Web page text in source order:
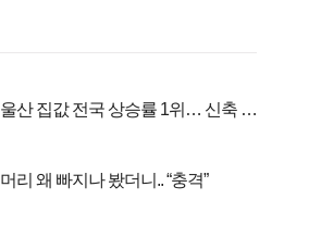
울산 집값 전국 상승률 1위… 신축 지
머리 왜 빠지나 봤더니.. “충격”